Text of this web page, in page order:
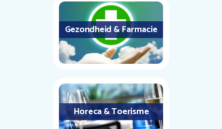
Gezondheid & Farmacie
Horeca & Toerisme